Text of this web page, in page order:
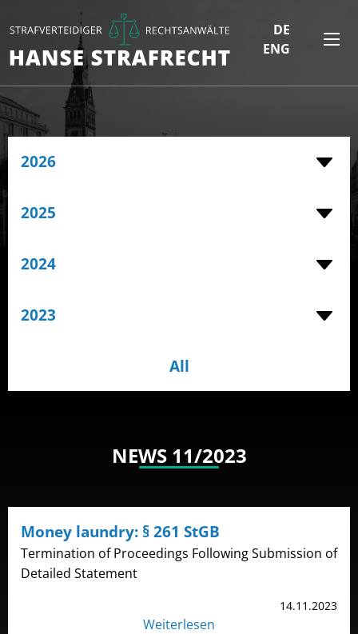
DE
ENG
2026
2025
2024
2023
All
NEWS 11/2023
Money laundry: § 261 StGB
14.11.2023
Termination of Proceedings Following Submission of
Detailed Statement
Weiterlesen